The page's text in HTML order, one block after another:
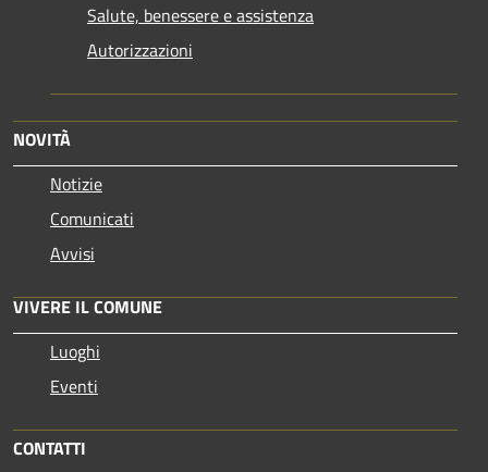
Salute, benessere e assistenza
Autorizzazioni
NOVITÀ
Notizie
Comunicati
Avvisi
VIVERE IL COMUNE
Luoghi
Eventi
CONTATTI